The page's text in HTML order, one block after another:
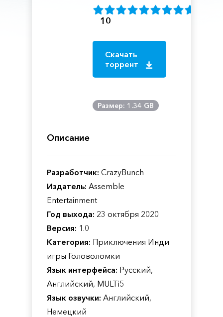
10
Скачать
торрент
Размер: 1.34 GB
Описание
Разработчик: CrazyBunch
Издатель: Assemble
Entertainment
Год выхода: 23 октября 2020
Версия: 1.0
Категория: Приключения Инди
игры Головоломки
Язык интерфейса: Русский,
Английский, MULTi5
Язык озвучки: Английский,
Немецкий